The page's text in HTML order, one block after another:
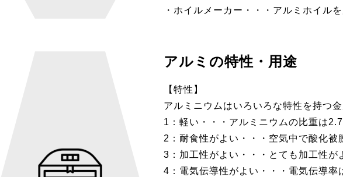
・ホイルメーカー・・・アルミホイル
アルミの特性・用途
【特性】
アルミニウムはいろいろな特性を持つ金
1：軽い・・・アルミニウムの比重は
2：耐食性がよい・・・空気中で酸化被
3：加工性がよい・・・とても加工性が
4：電気伝導性がよい・・・電気伝導